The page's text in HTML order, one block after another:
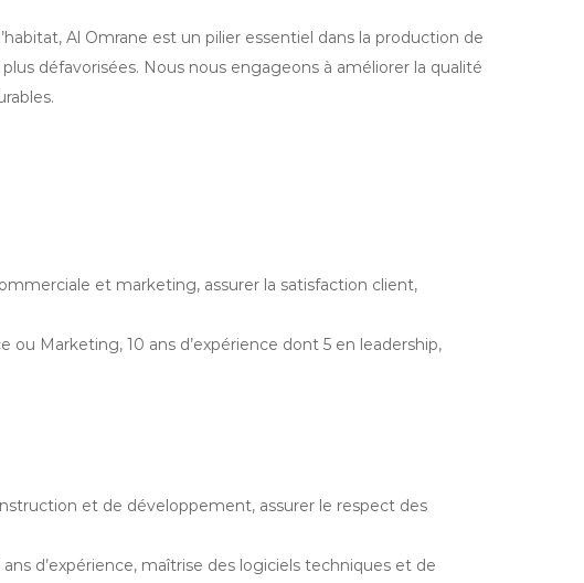
Al Omrane est un pilier essentiel dans la production de
défavorisées. Nous nous engageons à améliorer la qualité
et marketing, assurer la satisfaction client,
ou Marketing, 10 ans d’expérience dont 5 en leadership,
et de développement, assurer le respect des
d’expérience, maîtrise des logiciels techniques et de